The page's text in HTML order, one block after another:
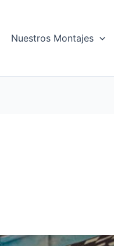
Nuestros Montajes